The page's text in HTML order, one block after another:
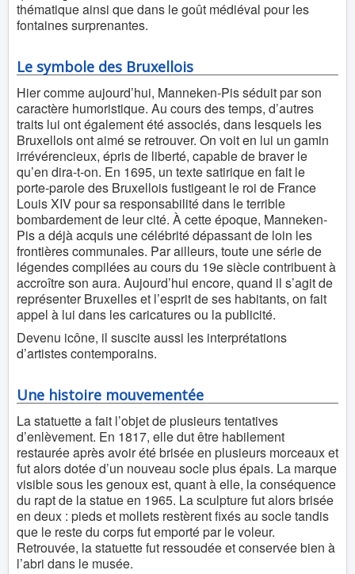
thématique ainsi que dans le goût médiéval pour les
fontaines surprenantes.
Le symbole des Bruxellois
Hier comme aujourd’hui, Manneken-Pis séduit par son
caractère humoristique. Au cours des temps, d’autres
traits lui ont également été associés, dans lesquels les
Bruxellois ont aimé se retrouver. On voit en lui un gamin
irrévérencieux, épris de liberté, capable de braver le
qu’en dira-t-on. En 1695, un texte satirique en fait le
porte-parole des Bruxellois fustigeant le roi de France
Louis XIV pour sa responsabilité dans le terrible
bombardement de leur cité. À cette époque, Manneken-
Pis a déjà acquis une célébrité dépassant de loin les
frontières communales. Par ailleurs, toute une série de
légendes compilées au cours du 19e siècle contribuent à
accroître son aura. Aujourd’hui encore, quand il s’agit de
représenter Bruxelles et l’esprit de ses habitants, on fait
appel à lui dans les caricatures ou la publicité.
Devenu icône, il suscite aussi les interprétations
d’artistes contemporains.
Une histoire mouvementée
La statuette a fait l’objet de plusieurs tentatives
d’enlèvement. En 1817, elle dut être habilement
restaurée après avoir été brisée en plusieurs morceaux et
fut alors dotée d’un nouveau socle plus épais. La marque
visible sous les genoux est, quant à elle, la conséquence
du rapt de la statue en 1965. La sculpture fut alors brisée
en deux : pieds et mollets restèrent fixés au socle tandis
que le reste du corps fut emporté par le voleur.
Retrouvée, la statuette fut ressoudée et conservée bien à
l’abri dans le musée.